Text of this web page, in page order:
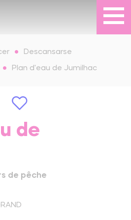
Descansarse
Plan d'eau de Jumilhac
de
de pêche